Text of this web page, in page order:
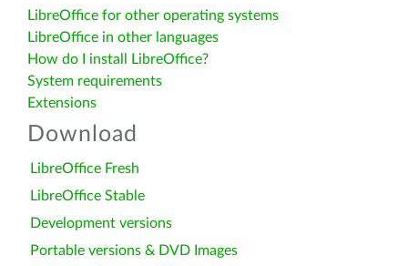
LibreOffice for other operating systems
LibreOffice in other languages
How do I install LibreOffice?
System requirements
Extensions
Download
LibreOffice Fresh
LibreOffice Stable
Development versions
Portable versions & DVD Images